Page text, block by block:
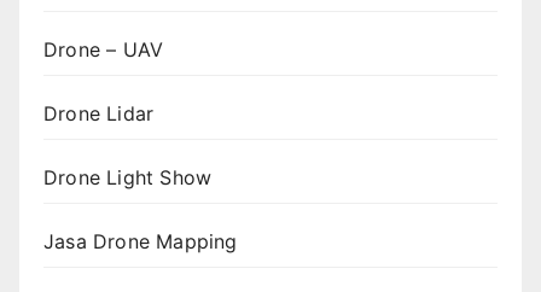
Drone – UAV
Drone Lidar
Drone Light Show
Jasa Drone Mapping